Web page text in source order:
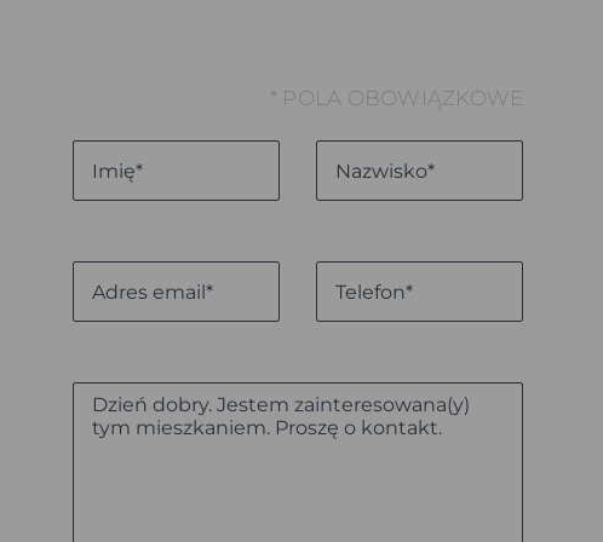
* POLA OBOWIĄZKOWE